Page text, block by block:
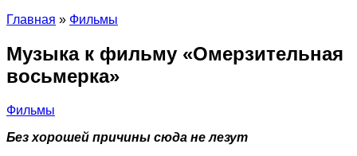
Главная » Фильмы
Музыка к фильму «Омерзительная
восьмерка»
Фильмы
Без хорошей причины сюда не лезут